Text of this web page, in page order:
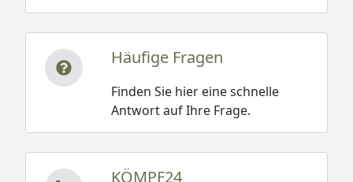
Häufige Fragen
Finden Sie hier eine schnelle
Antwort auf Ihre Frage.
KÖMPF24